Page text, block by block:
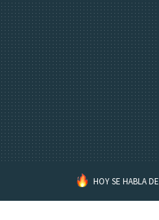
HOY SE HABLA DE